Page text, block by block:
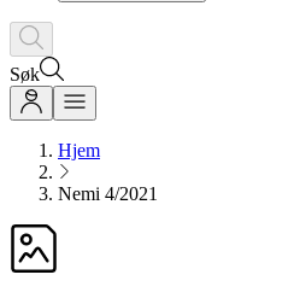
Søk
Hjem
Nemi 4/2021